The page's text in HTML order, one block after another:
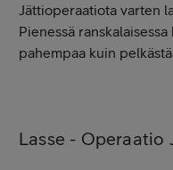
Jättioperaatiota varten
Pienessä
pahempaa kuin
Lasse - Operaatio